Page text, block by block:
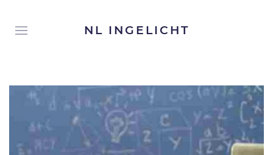
NL INGELICHT